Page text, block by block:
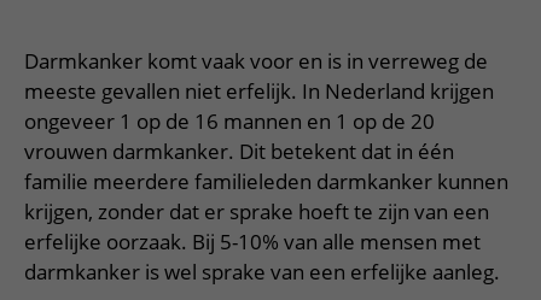
Verpleegafdelingen
Onze zorgverleners
Onderzoeken en diagnostiek
Het Wilhelmina Kinderziekenhuis
Opname in het ziekenhuis
Voorbereiding op uw afspraak
Bloedprikken
Wachttijden
Bezoektijden
Wijzigen patiëntgegevens
Winkels en restaurants
Faciliteiten en voorzieningen
Bezoekregels
Kwaliteit en veiligheid
Spoed
Contactgegevens
Route naar het ziekenhuis
Parkeren
Wegwijs in het ziekenhuis
Verwijzers
Patiënt verwijzen
Teleconsult aanvragen
Diagnostiek aanvragen
Zorgverlenersportaal
Meer UMC Utrecht
Over UMC Utrecht
Research
Onderwijs
Darmkanker komt vaak voor en is in verreweg de
meeste gevallen niet erfelijk. In Nederland krijgen
ongeveer 1 op de 16 mannen en 1 op de 20
vrouwen darmkanker. Dit betekent dat in één
familie meerdere familieleden darmkanker kunnen
krijgen, zonder dat er sprake hoeft te zijn van een
erfelijke oorzaak. Bij 5-10% van alle mensen met
darmkanker is wel sprake van een erfelijke aanleg.